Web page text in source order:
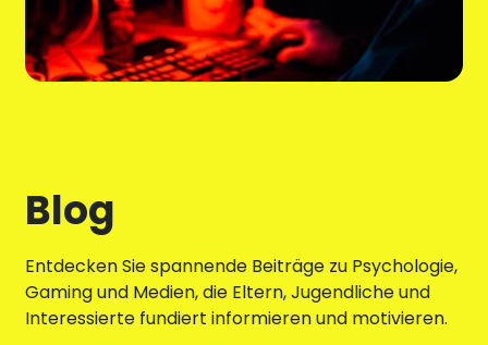
Blog
Entdecken Sie spannende Beiträge zu Psychologie,
Gaming und Medien, die Eltern, Jugendliche und
Interessierte fundiert informieren und motivieren.